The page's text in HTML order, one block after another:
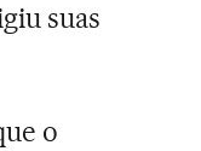
suas
o